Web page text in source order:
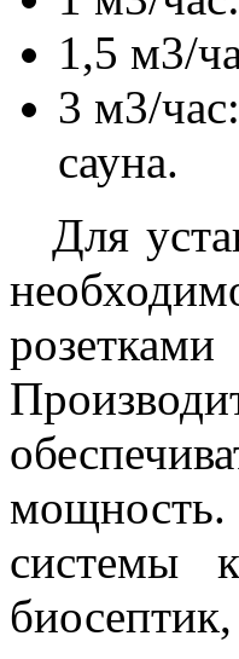
1,5 м3/
3 м3/
сауна.
Для
системы